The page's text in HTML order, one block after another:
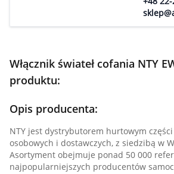
Włącznik świateł cofania NTY
produktu:
Opis producenta:
NTY jest dystrybutorem hurtowym
osobowych i dostawczych, z siedzibą w
Asortyment obejmuje ponad 50 000
najpopularniejszych producentów